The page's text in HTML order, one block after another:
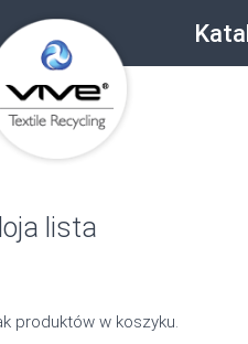
lista
produktów w koszyku.